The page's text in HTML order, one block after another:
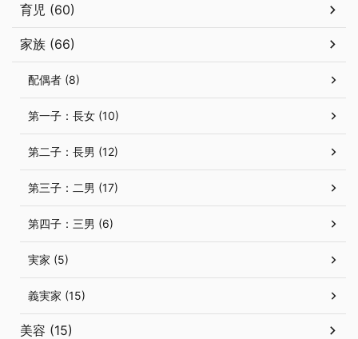
育児 (60)
家族 (66)
配偶者 (8)
第一子：長女 (10)
第二子：長男 (12)
第三子：二男 (17)
第四子：三男 (6)
実家 (5)
義実家 (15)
美容 (15)